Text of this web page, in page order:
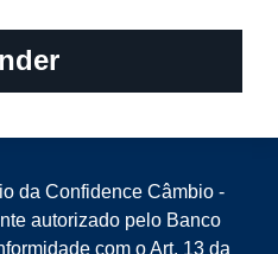
da Confidence Câmbio -
autorizado pelo Banco
com o Art. 13 da